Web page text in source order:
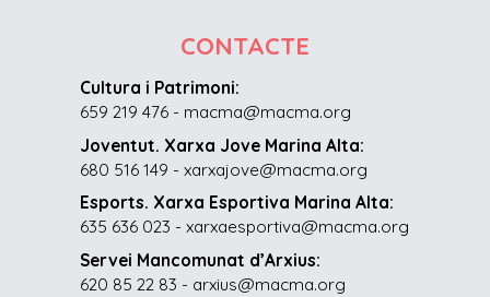
CONTACTE
Cultura i Patrimoni:
659 219 476 - macma@macma.org
Joventut. Xarxa Jove Marina Alta:
680 516 149 - xarxajove@macma.org
Esports. Xarxa Esportiva Marina Alta:
635 636 023 - xarxaesportiva@macma.org
Servei Mancomunat d’Arxius:
620 85 22 83 - arxius@macma.org